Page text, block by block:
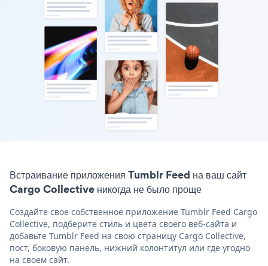
Встраивание приложения Tumblr Feed на ваш сайт
Cargo Collective никогда не было проще
Создайте свое собственное приложение Tumblr Feed Cargo
Collective, подберите стиль и цвета своего веб-сайта и
добавьте Tumblr Feed на свою страницу Cargo Collective,
пост, боковую панель, нижний колонтитул или где угодно
на своем сайт.